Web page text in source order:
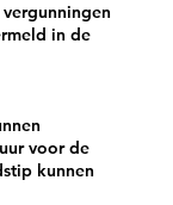
in de
voor de
kunnen